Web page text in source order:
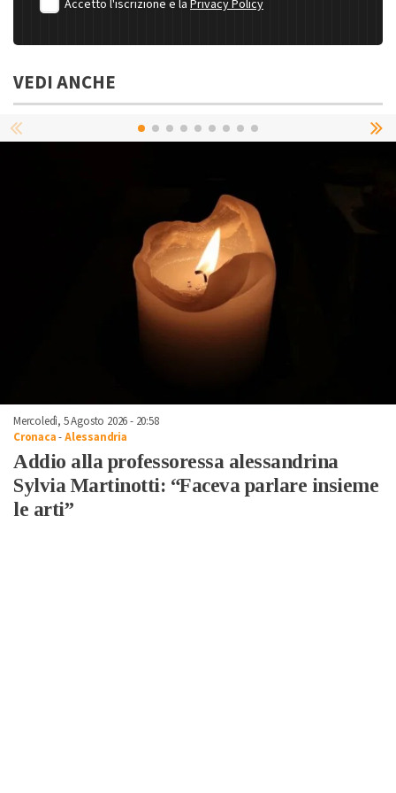
Accetto l'iscrizione e la Privacy Policy
VEDI ANCHE
Mercoledì, 5 Agosto 2026 - 20:58
Cronaca-Alessandria
Addio alla professoressa alessandrina
Sylvia Martinotti: “Faceva parlare insieme
le arti”